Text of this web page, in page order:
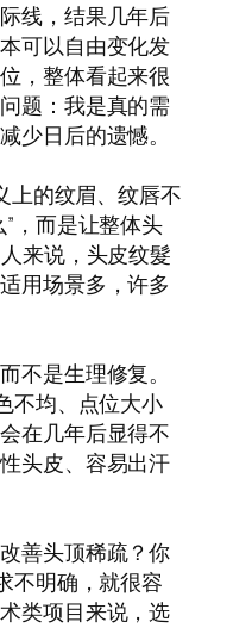
线，结果几年后
可以自由变化发
，整体看起来很
题：我是真的需
少日后的遗憾。
上的纹眉、纹唇不
，而是让整体头
来说，头皮纹髮
用场景多，许多
不是生理修复。
不均、点位大小
在几年后显得不
头皮、容易出汗
善头顶稀疏？你
不明确，就很容
类项目来说，选